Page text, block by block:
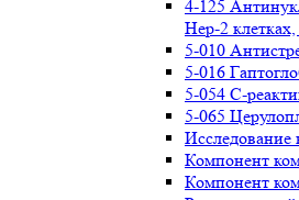
4-125
Нер-2
5-010
5-016
5-054 С-
5-065
Исследование
Компонент
Компонент